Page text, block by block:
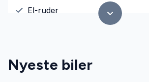
El-ruder
Fartpilot
Nyeste biler